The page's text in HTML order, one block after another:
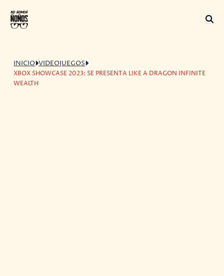
INICIO VIDEOJUEGOS
XBOX SHOWCASE 2023: SE PRESENTA LIKE A DRAGON INFINITE
WEALTH